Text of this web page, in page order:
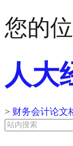
您的位
人大
> 财务会计论文